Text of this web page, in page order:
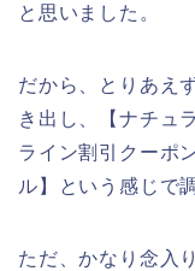
と思いました。
だから、とりあえ
き出し、【ナチュ
ライン割引クーポ
ル】という感じで
ただ、かなり念入